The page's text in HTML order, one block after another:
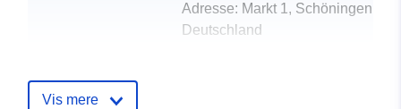
Adresse: Markt 1, Schöningen, D-
Deutschland
Vis mere